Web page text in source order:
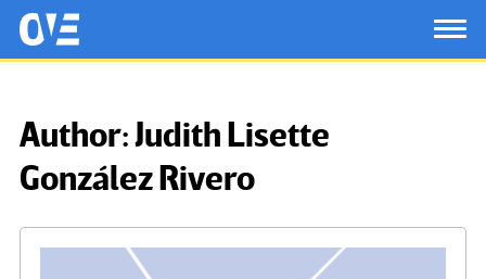
Saltar al contenido principal
OtrasVocesenEducacion.org
Author:Judith Lisette
González Rivero